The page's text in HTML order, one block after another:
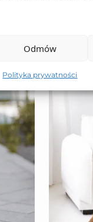
Odmów
Polityka prywatności